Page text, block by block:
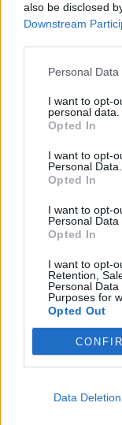
also be disclosed
Downstream
Personal
I want to opt-
personal data.
Opted In
I want to opt-
Personal Data.
Opted In
I want to opt-
Personal Data
Opted In
I want to opt-
Retention,
Personal
Purposes for
Opted Out
Data Deletion
Korçë/ Zbardhet
e autorit, shkak
Zjarr masiv mes
Poçit dhe
flakët kërcënojnë
banuara